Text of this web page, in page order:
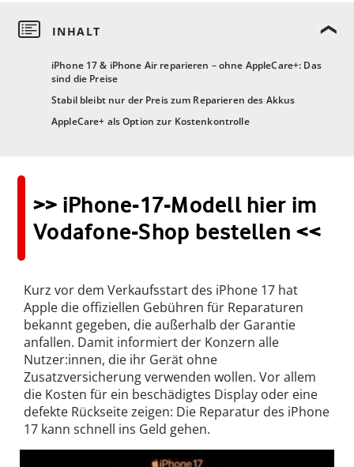
iPhone 17 & iPhone Air reparieren – ohne AppleCare+: Das
sind die Preise
Stabil bleibt nur der Preis zum Reparieren des Akkus
AppleCare+ als Option zur Kostenkontrolle
>> iPhone-17-Modell hier im
Vodafone-Shop bestellen <<
Kurz vor dem Verkaufsstart des iPhone 17 hat
Apple die offiziellen Gebühren für Reparaturen
bekannt gegeben, die außerhalb der Garantie
anfallen. Damit informiert der Konzern alle
Nutzer:innen, die ihr Gerät ohne
Zusatzversicherung verwenden wollen. Vor allem
die Kosten für ein beschädigtes Display oder eine
defekte Rückseite zeigen: Die Reparatur des iPhone
17 kann schnell ins Geld gehen.